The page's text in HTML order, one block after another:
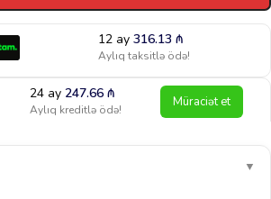
12 ay 316.13 ₼
Aylıq taksitlə ödə!
24 ay247.66₼
Aylıq kreditlə ödə! Müraciət et
▼